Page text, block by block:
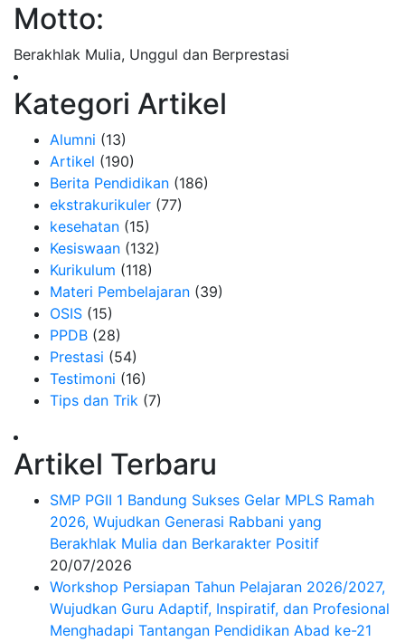
Motto:
Berakhlak Mulia, Unggul dan Berprestasi
Kategori Artikel
Alumni (13)
Artikel (190)
Berita Pendidikan (186)
ekstrakurikuler (77)
kesehatan (15)
Kesiswaan (132)
Kurikulum (118)
Materi Pembelajaran (39)
OSIS (15)
PPDB (28)
Prestasi (54)
Testimoni (16)
Tips dan Trik (7)
Artikel Terbaru
SMP PGII 1 Bandung Sukses Gelar MPLS Ramah
2026, Wujudkan Generasi Rabbani yang
Berakhlak Mulia dan Berkarakter Positif
20/07/2026
Workshop Persiapan Tahun Pelajaran 2026/2027,
Wujudkan Guru Adaptif, Inspiratif, dan Profesional
Menghadapi Tantangan Pendidikan Abad ke-21